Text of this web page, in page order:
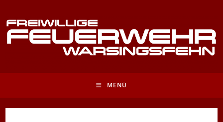
Inhalt
springen
MENÜ